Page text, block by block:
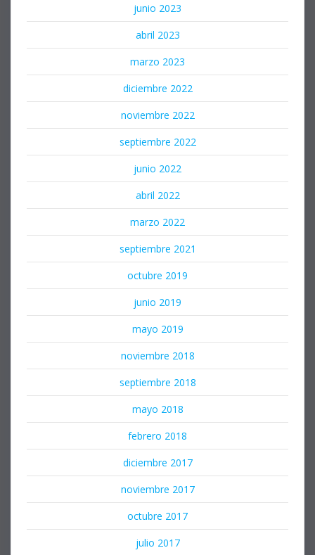
junio 2023
abril 2023
marzo 2023
diciembre 2022
noviembre 2022
septiembre 2022
junio 2022
abril 2022
marzo 2022
septiembre 2021
octubre 2019
junio 2019
mayo 2019
noviembre 2018
septiembre 2018
mayo 2018
febrero 2018
diciembre 2017
noviembre 2017
octubre 2017
julio 2017